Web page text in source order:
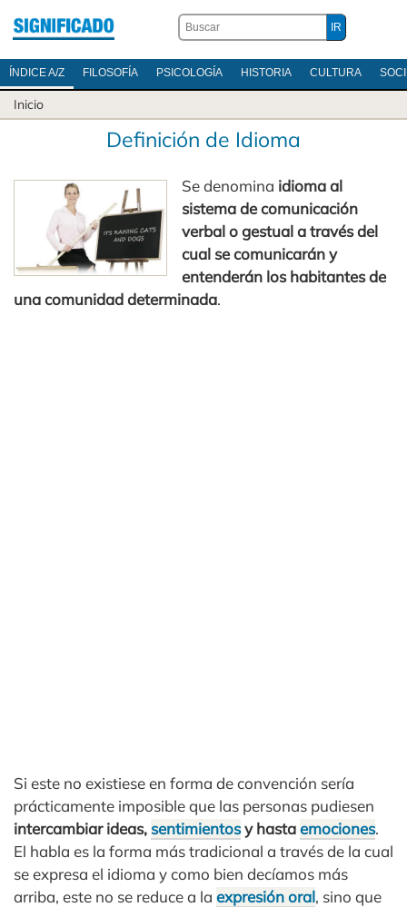
ÍNDICE A/Z FILOSOFÍA PSICOLOGÍA HISTORIA CULTURA
Inicio
Definición de Idioma
Se denomina idioma al
sistema de comunicación
verbal o gestual a través del
cual se comunicarán y
entenderán los habitantes de
una comunidad determinada.
Si este no existiese en forma de convención sería
prácticamente imposible que las personas pudiesen
intercambiar ideas, sentimientosy hastaemociones.
El habla es la forma más tradicional a través de la cual
se expresa el idioma y como bien decíamos más
arriba, este no se reduce a la expresión oral, sino que